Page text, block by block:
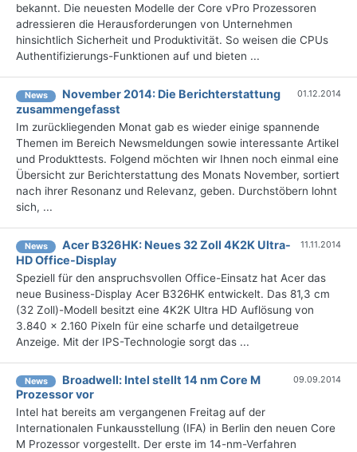
bekannt. Die neuesten Modelle der Core vPro Prozessoren
adressieren die Herausforderungen von Unternehmen
hinsichtlich Sicherheit und Produktivität. So weisen die CPUs
Authentifizierungs-Funktionen auf und bieten ...
News
November 2014: Die Berichterstattung
zusammengefasst
01.12.2014
Im zurückliegenden Monat gab es wieder einige spannende
Themen im Bereich Newsmeldungen sowie interessante Artikel
und Produkttests. Folgend möchten wir Ihnen noch einmal eine
Übersicht zur Berichterstattung des Monats November, sortiert
nach ihrer Resonanz und Relevanz, geben. Durchstöbern lohnt
sich, ...
News
Acer B326HK: Neues 32 Zoll 4K2K Ultra-
HD Office-Display
11.11.2014
Speziell für den anspruchsvollen Office-Einsatz hat Acer das
neue Business-Display Acer B326HK entwickelt. Das 81,3 cm
(32 Zoll)-Modell besitzt eine 4K2K Ultra HD Auflösung von
3.840 x 2.160 Pixeln für eine scharfe und detailgetreue
Anzeige. Mit der IPS-Technologie sorgt das ...
News
Broadwell: Intel stellt 14 nm Core M
Prozessor vor
09.09.2014
Intel hat bereits am vergangenen Freitag auf der
Internationalen Funkausstellung (IFA) in Berlin den neuen Core
M Prozessor vorgestellt. Der erste im 14-nm-Verfahren